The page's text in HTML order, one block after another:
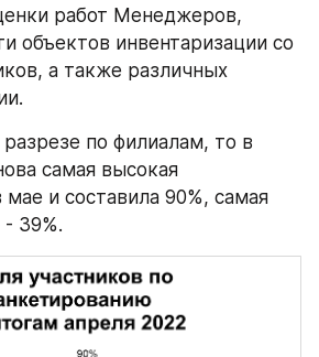
работ Менеджеров,
объектов инвентаризации со
а также различных
по филиалам, то в
самая высокая
мае и составила 90%, самая
39%.